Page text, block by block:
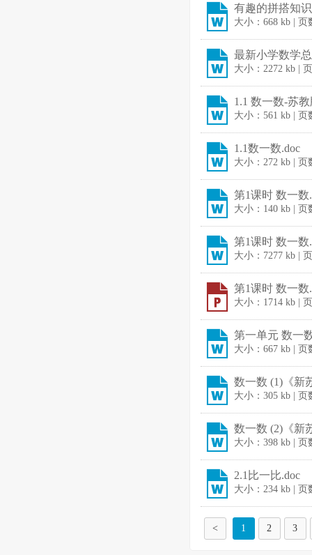
有趣的拼搭知
大小：668 kb |
最新小学数学
大小：2272 kb |
1.1 数一数-苏教
大小：561 kb |
1.1数一数.doc
大小：272 kb |
第1课时 数一数
大小：140 kb |
第1课时 数一数
大小：7277 kb |
第1课时 数一数
大小：1714 kb |
第一单元 数一
大小：667 kb |
数一数 (1)《新
大小：305 kb |
数一数 (2)《新
大小：398 kb |
2.1比一比.doc
大小：234 kb |
< 1 2 3